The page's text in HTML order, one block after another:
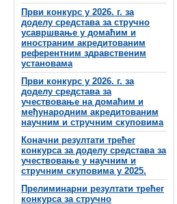
Први конкурс у 2026. г. за
доделу средстава за стручно
усавршвање у домаћим и
иностраним акредитованим
референтним здравственим
установама
Први конкурс у 2026. г. за
доделу средстава за
учествовање на домаћим и
међународним акредитованим
научним и стручним скуповима
Коначни резултати трећег
конкурса за доделу средстава за
учествовање у научним и
стручним скуповима у 2025.
Прелиминарни резултати трећег
конкурса за стручно